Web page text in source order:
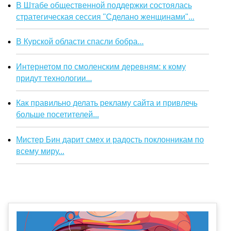
В Штабе общественной поддержки состоялась
стратегическая сессия "Сделано женщинами"...
В Курской области спасли бобра...
Интернетом по смоленским деревням: к кому
придут технологии...
Как правильно делать рекламу сайта и привлечь
больше посетителей...
Мистер Бин дарит смех и радость поклонникам по
всему миру...